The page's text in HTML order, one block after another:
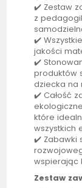
✔️ Zestaw
z
✔️
jakości
✔️
produktów
dziecka na
✔️ Całość
które
wszystkich
✔️ Zabawki
wspierając
Zestaw